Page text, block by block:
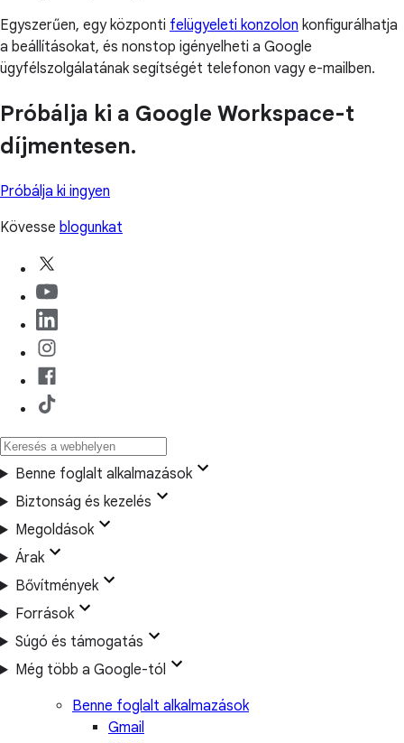
Egyszerűen, egy központi felügyeleti konzolon konfigurálhatja
a beállításokat, és nonstop igényelheti a Google
ügyfélszolgálatának segítségét telefonon vagy e-mailben.
Próbálja ki a Google Workspace-t
díjmentesen.
Próbálja ki ingyen
Kövesse blogunkat
Benne foglalt alkalmazások
Biztonság és kezelés
Megoldások
Árak
Bővítmények
Források
Súgó és támogatás
Még több a Google-tól
Benne foglalt alkalmazások
Gmail